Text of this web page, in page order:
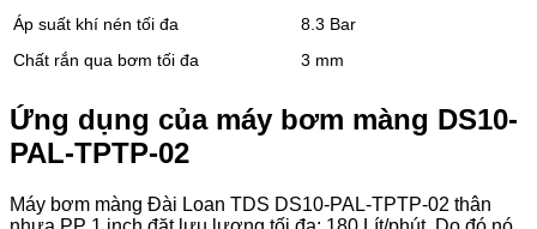
Áp suất khí nén tối đa
8.3 Bar
Chất rắn qua bơm tối đa
3 mm
Ứng dụng của máy bơm màng DS10-
PAL-TPTP-02
Máy bơm màng Đài Loan TDS DS10-PAL-TPTP-02 thân